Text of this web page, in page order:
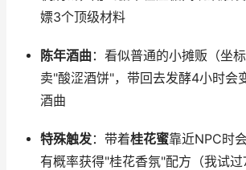
嫖3个顶级材料
陈年酒曲：看似普通的小摊贩（坐
卖"酸涩酒饼"，带回去发酵4小时会
酒曲
特殊触发：带着桂花蜜靠近NPC时
有概率获得"桂花香氛"配方（我试